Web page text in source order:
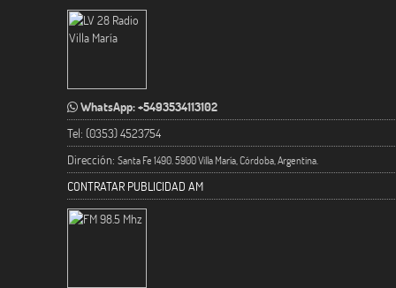
WhatsApp: +5493534113102
Tel: (0353) 4523754
Dirección: Santa Fe 1490. 5900 Villa María, Córdoba, Argentina.
CONTRATAR PUBLICIDAD AM